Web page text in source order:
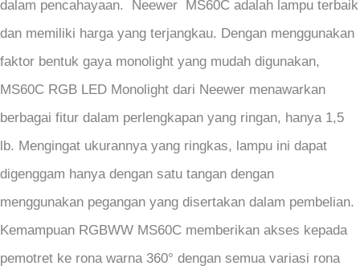
dalam pencahayaan. Neewer MS60C adalah lampu terbaik
dan memiliki harga yang terjangkau. Dengan menggunakan
faktor bentuk gaya monolight yang mudah digunakan,
MS60C RGB LED Monolight dari Neewer menawarkan
berbagai fitur dalam perlengkapan yang ringan, hanya 1,5
lb. Mengingat ukurannya yang ringkas, lampu ini dapat
digenggam hanya dengan satu tangan dengan
menggunakan pegangan yang disertakan dalam pembelian.
Kemampuan RGBWW MS60C memberikan akses kepada
pemotret ke rona warna 360° dengan semua variasi rona